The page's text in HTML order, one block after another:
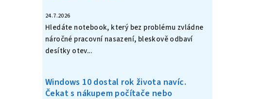
24.7.2026
Hledáte notebook, který bez problému zvládne
náročné pracovní nasazení, bleskově odbaví
desítky otev...
Windows 10 dostal rok života navíc.
Čekat s nákupem počítače nebo